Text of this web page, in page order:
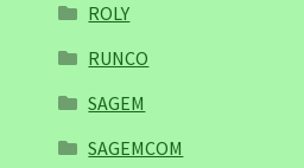
ROLY
RUNCO
SAGEM
SAGEMCOM